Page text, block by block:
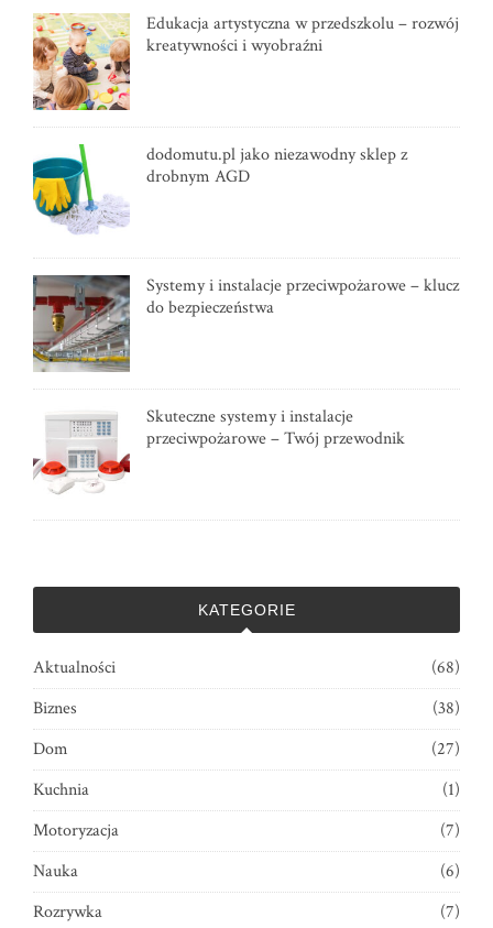
Edukacja artystyczna w przedszkolu – rozwój
kreatywności i wyobraźni
dodomutu.pl jako niezawodny sklep z
drobnym AGD
Systemy i instalacje przeciwpożarowe – klucz
do bezpieczeństwa
Skuteczne systemy i instalacje
przeciwpożarowe – Twój przewodnik
KATEGORIE
Aktualności
(68)
Biznes
(38)
Dom
(27)
Kuchnia
(1)
Motoryzacja
(7)
Nauka
(6)
Rozrywka
(7)